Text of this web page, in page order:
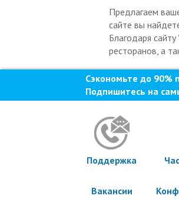
Предлагаем
сайте вы
Благодаря
ресторанов, а
Сэкономьте до 90%
Подпишитесь на
Поддержка
Вакансии